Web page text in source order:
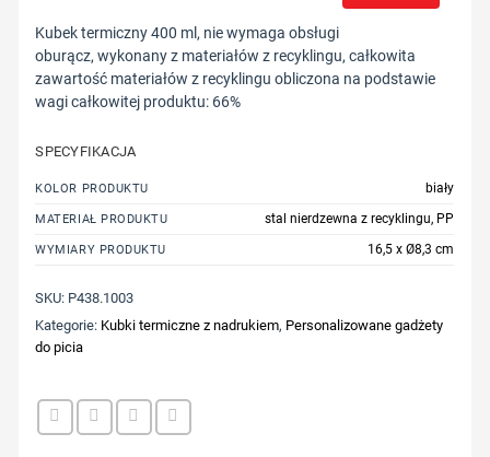
Kubek termiczny 400 ml, nie wymaga obsługi
oburącz, wykonany z materiałów z recyklingu, całkowita
zawartość materiałów z recyklingu obliczona na podstawie
wagi całkowitej produktu: 66%
SPECYFIKACJA
KOLOR PRODUKTU biały
MATERIAŁ PRODUKTU stal nierdzewna z recyklingu, PP
WYMIARY PRODUKTU 16,5 x Ø8,3 cm
SKU: P438.1003
Kategorie: Kubki termiczne z nadrukiem, Personalizowane gadżety
do picia